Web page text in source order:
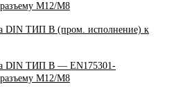
M12/M8
DIN ТИП B (пром. исполнение) к
DIN ТИП B — EN175301-
M12/M8